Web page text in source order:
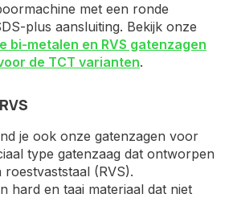
met een ronde
plus aansluiting. Bekijk onze
bi-metalen en RVS gatenzagen
de TCT varianten.
je ook onze gatenzagen voor
type gatenzaag dat ontworpen
(RVS).
hard en taai materiaal dat niet